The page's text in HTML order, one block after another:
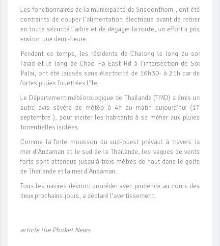
Les fonctionnaires de la municipalité de Srisoonthorn , ont été
contraints de couper l'alimentation électrique avant de retirer
en toute sécurité l'arbre et de dégager la route, un effort a pris
environ une demi-heure.
Pendant ce temps, les résidents de Chalong le long du soi
Taiad et le long de Chao Fa East Rd à l'intersection de Soi
Palai, ont été laissés sans électricité de 16h30- à 21h car de
fortes pluies fouettées l'île.
Le Département météorologique de Thaïlande (TMD) a émis un
autre avis sévère de météo à 4h du matin aujourd'hui (17
septembre ), pour inciter les habitants à se méfier aux pluies
torrentielles isolées.
Comme la forte mousson du sud-ouest prévaut à travers la
mer d'Andaman et le sud de la Thaïlande, les vagues de vents
forts sont attendus jusqu'à trois mètres de haut dans le golfe
de Thaïlande et la mer d'Andaman.
Tous les navires devront procéder avec prudence au cours des
deux prochains jours, a déclaré l'avertissement.
article the Phuket News